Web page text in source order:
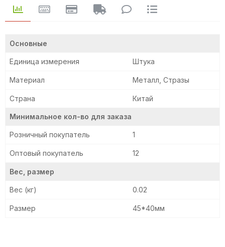
Основные
Единица измерения Штука
Материал Металл, Стразы
Страна Китай
Минимальное кол-во для заказа
Розничный покупатель 1
Оптовый покупатель 12
Вес, размер
Вес (кг) 0.02
Размер 45*40мм